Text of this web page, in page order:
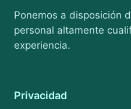
Ponemos a disposición
personal altamente
experiencia.
Privacidad